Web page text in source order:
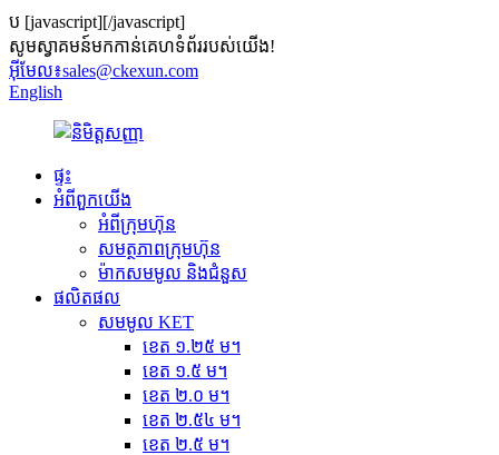
ប [javascript][/javascript]
សូមស្វាគមន៍មកកាន់គេហទំព័ររបស់យើង!
អ៊ីមែល៖sales@ckexun.com
English
ផ្ទះ
អំពី​ពួក​យើង
អំពីក្រុមហ៊ុន
សមត្ថភាពក្រុមហ៊ុន
ម៉ាកសមមូល និងជំនួស
ផលិតផល
សមមូល KET
ខេត ១.២៥ ម។
ខេត ១.៥ ម។
ខេត ២.០ ម។
ខេត ២.៥៤ ម។
ខេត ២.៥ ម។